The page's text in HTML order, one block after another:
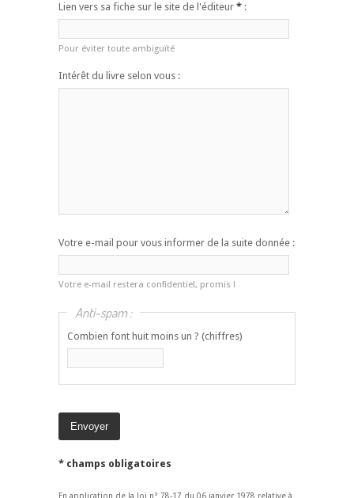
Lien vers sa fiche sur le site de l'éditeur * :
Pour éviter toute ambiguïté
Intérêt du livre selon vous :
Votre e-mail pour vous informer de la suite donnée :
Votre e-mail restera confidentiel, promis !
Anti-spam :
Combien font huit moins un ? (chiffres)
* champs obligatoires
En application de la loi n° 78-17 du 06 janvier 1978 relative à